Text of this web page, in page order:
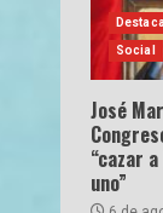
Social
José
“cazar
uno”